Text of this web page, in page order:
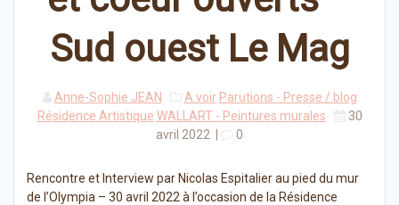
Sud ouest Le Mag
Anne-Sophie JEAN A voir Parutions - Presse / blog
Résidence Artistique WALLART - Peintures murales
30
avril 2022
0
Rencontre et Interview par Nicolas Espitalier au pied du mur
de l’Olympia – 30 avril 2022 à l’occasion de la Résidence